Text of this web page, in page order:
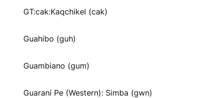
GT:cak:Kaqchikel (cak)
Guahibo (guh)
Guambiano (gum)
Guaraní Pe (Western): Simba (gwn)